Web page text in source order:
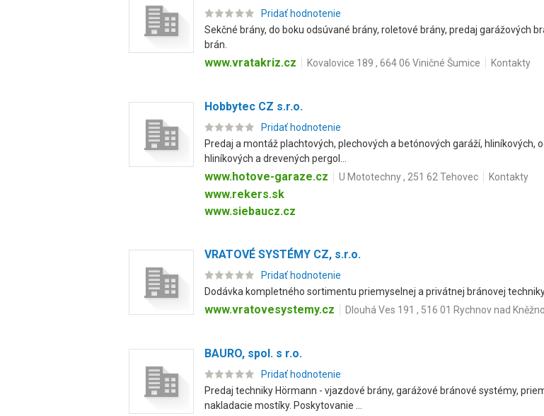
Pridať hodnotenie
Sekčné brány, do boku odsúvané brány, roletové brány, predaj garážových
brán.
www.vratakriz.cz Kovalovice 189 , 664 06 Viničné Šumice Kontakty
Hobbytec CZ s.r.o.
Pridať hodnotenie
Predaj a montáž plachtových, plechových a betónových garáží, hliníkových,
hliníkových a drevených pergol...
www.hotove-garaze.cz U Mototechny , 251 62 Tehovec Kontakty
www.rekers.sk
www.siebaucz.cz
VRATOVÉ SYSTÉMY CZ, s.r.o.
Pridať hodnotenie
Dodávka kompletného sortimentu priemyselnej a privátnej bránovej
www.vratovesystemy.cz Dlouhá Ves 191 , 516 01 Rychnov nad
BAURO, spol. s r.o.
Pridať hodnotenie
Predaj techniky Hörmann - vjazdové brány, garážové bránové systémy,
nakladacie mostíky. Poskytovanie ...